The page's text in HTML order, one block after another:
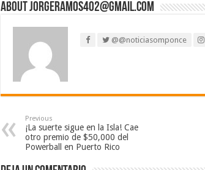
About jorgeramos402@gmail.com
@@noticiasomponce
Previous
¡La suerte sigue en la Isla! Cae
otro premio de $50,000 del
Powerball en Puerto Rico